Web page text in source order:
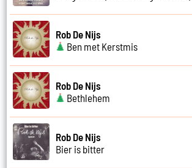
Rob De Nijs
Ben met Kerstmis
Rob De Nijs
Bethlehem
Rob De Nijs
Bier is bitter